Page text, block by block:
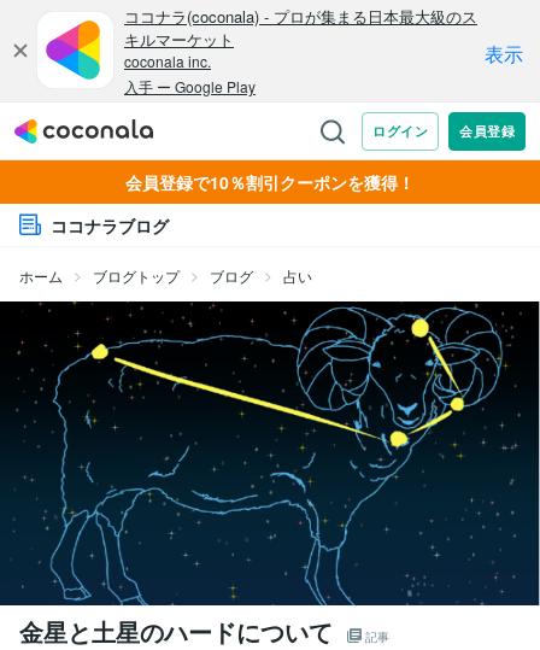
会員登録で10％割引クーポンを獲得！
ココナラブログ
ホーム ブログトップ ブログ 占い
金星と土星のハードについて 記事